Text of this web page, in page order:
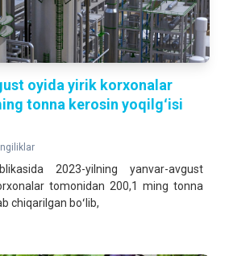
oyida yirik korxonalar
tonna kerosin yoqilgʻisi
2023-yilning yanvar-avgust
tomonidan 200,1 ming tonna
chiqarilgan boʻlib,